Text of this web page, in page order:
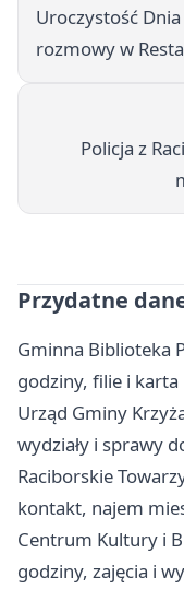
Uroczystość
rozmowy w
Policja z
Przydatne
Gminna Biblioteka
godziny, filie i
Urząd Gminy
wydziały i sprawy
Raciborskie
kontakt, najem
Centrum Kultury i
godziny, zajęcia i